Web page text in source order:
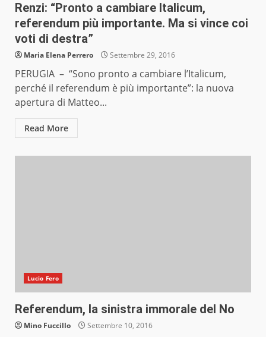
Renzi: “Pronto a cambiare Italicum,
referendum più importante. Ma si vince coi
voti di destra”
Maria Elena Perrero Settembre 29, 2016
PERUGIA – “Sono pronto a cambiare l’Italicum,
perché il referendum è più importante”: la nuova
apertura di Matteo...
Read More
Lucio Fero
Referendum, la sinistra immorale del No
Mino Fuccillo Settembre 10, 2016